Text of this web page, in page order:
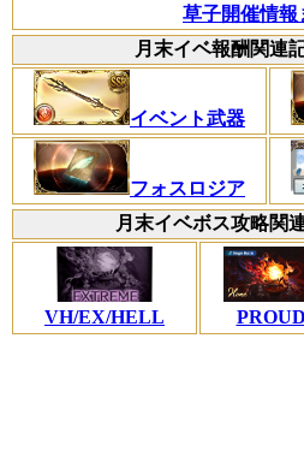
草子開催情報
月末イベ報酬関連
イベント武器
フォスロジア
月末イベボス攻略関
VH/EX/HELL PROUD